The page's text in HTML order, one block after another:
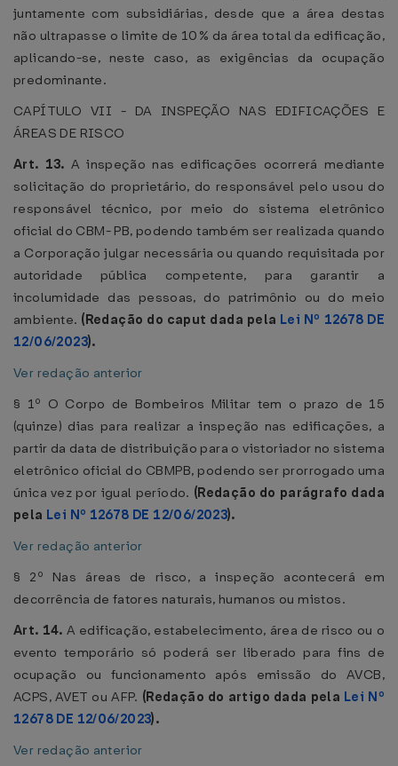
juntamente com subsidiárias, desde que a área destas
não ultrapasse o limite de 10% da área total da edificação,
aplicando-se, neste caso, as exigências da ocupação
predominante.
CAPÍTULO VII - DA INSPEÇÃO NAS EDIFICAÇÕES E
ÁREAS DE RISCO
Art. 13. A inspeção nas edificações ocorrerá mediante
solicitação do proprietário, do responsável pelo usou do
responsável técnico, por meio do sistema eletrônico
oficial do CBM- PB, podendo também ser realizada quando
a Corporação julgar necessária ou quando requisitada por
autoridade pública competente, para garantir a
incolumidade das pessoas, do patrimônio ou do meio
ambiente. (Redação do caput dada pela Lei Nº 12678 DE
12/06/2023).
Ver redação anterior
§ 1º O Corpo de Bombeiros Militar tem o prazo de 15
(quinze) dias para realizar a inspeção nas edificações, a
partir da data de distribuição para o vistoriador no sistema
eletrônico oficial do CBMPB, podendo ser prorrogado uma
única vez por igual período. (Redação do parágrafo dada
pela Lei Nº 12678 DE 12/06/2023).
Ver redação anterior
§ 2º Nas áreas de risco, a inspeção acontecerá em
decorrência de fatores naturais, humanos ou mistos.
Art. 14. A edificação, estabelecimento, área de risco ou o
evento temporário só poderá ser liberado para fins de
ocupação ou funcionamento após emissão do AVCB,
ACPS, AVET ou AFP. (Redação do artigo dada pela Lei Nº
12678 DE 12/06/2023).
Ver redação anterior